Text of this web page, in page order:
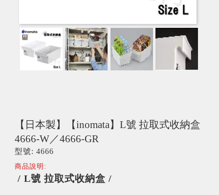
【日本製】【inomata】L號 拉取式收納盒
4666-W／4666-GR
型號: 4666
商品說明:
/ L號 拉取式收納盒 /